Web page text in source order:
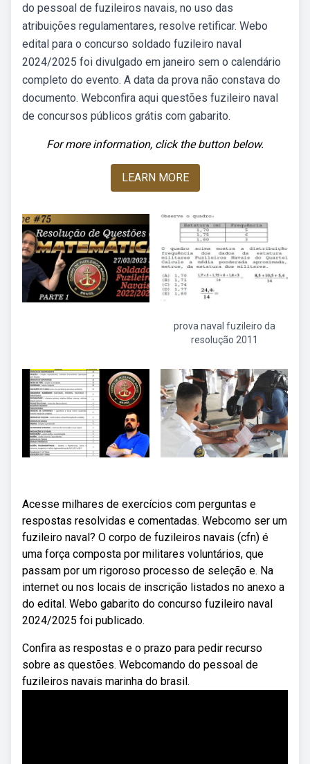
do pessoal de fuzileiros navais, no uso das
atribuições regulamentares, resolve retificar. Webo
edital para o concurso soldado fuzileiro naval
2024/2025 foi divulgado em janeiro sem o calendário
completo do evento. A data da prova não constava do
documento. Webconfira aqui questões fuzileiro naval
de concursos públicos grátis com gabarito.
For more information, click the button below.
LEARN MORE
prova naval fuzileiro da
resolução 2011
Acesse milhares de exercícios com perguntas e
respostas resolvidas e comentadas. Webcomo ser um
fuzileiro naval? O corpo de fuzileiros navais (cfn) é
uma força composta por militares voluntários, que
passam por um rigoroso processo de seleção e. Na
internet ou nos locais de inscrição listados no anexo a
do edital. Webo gabarito do concurso fuzileiro naval
2024/2025 foi publicado.
Confira as respostas e o prazo para pedir recurso
sobre as questões. Webcomando do pessoal de
fuzileiros navais marinha do brasil.